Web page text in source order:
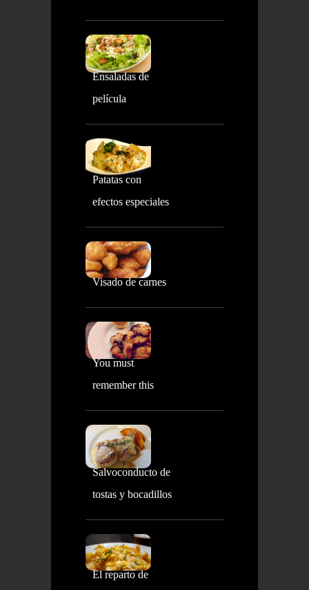
Ensaladas de
película
Patatas con
efectos especiales
Visado de carnes
You must
remember this
Salvoconducto de
tostas y bocadillos
El reparto de